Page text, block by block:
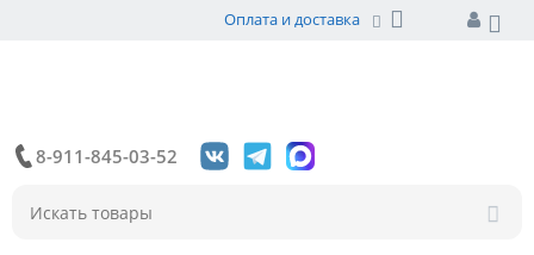
Оплата и доставка
8-911-845-03-52